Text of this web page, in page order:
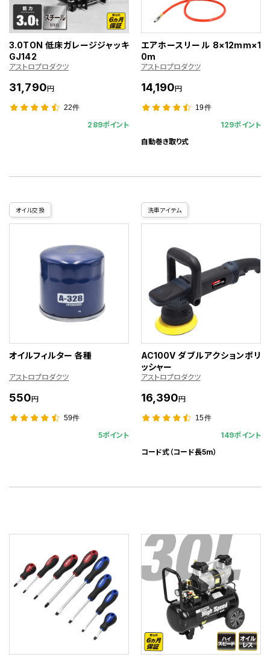
3.0TON 低床ガレージジャッキ
GJ142
アストロプロダクツ
31,790円
22件
289ポイント
エアホースリール 8×12mm×1
0m
アストロプロダクツ
14,190円
19件
129ポイント
自動巻き取り式
オイル交換
オイルフィルター 各種
アストロプロダクツ
550円
59件
5ポイント
洗車アイテム
AC100V ダブルアクションポリ
ッシャー
アストロプロダクツ
16,390円
15件
149ポイント
コード式（コード長5m）